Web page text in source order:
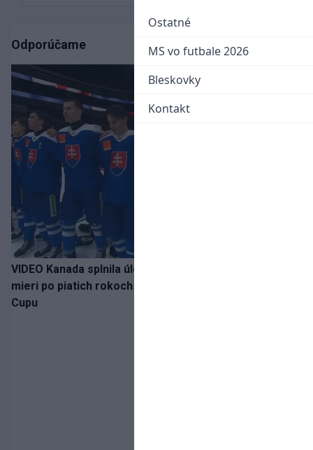
Ostatné
MS vo futbale 2026
Bleskovky
Kontakt
Odporúčame
VIDEO Kanada splnila úlohu! Slovenská osemnástka
mieri po piatich rokoch do semifinále Hlinka Gretzky
Cupu